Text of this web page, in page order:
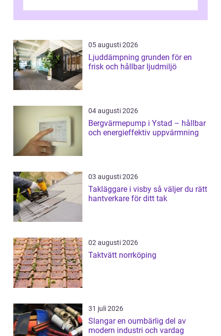
05 augusti 2026
Ljuddämpning grunden för en
frisk och hållbar ljudmiljö
04 augusti 2026
Bergvärmepump i Ystad – hållbar
och energieffektiv uppvärmning
03 augusti 2026
Takläggare i visby så väljer du rätt
hantverkare för ditt tak
02 augusti 2026
Taktvätt norrköping
31 juli 2026
Slangar en oumbärlig del av
modern industri och vardag